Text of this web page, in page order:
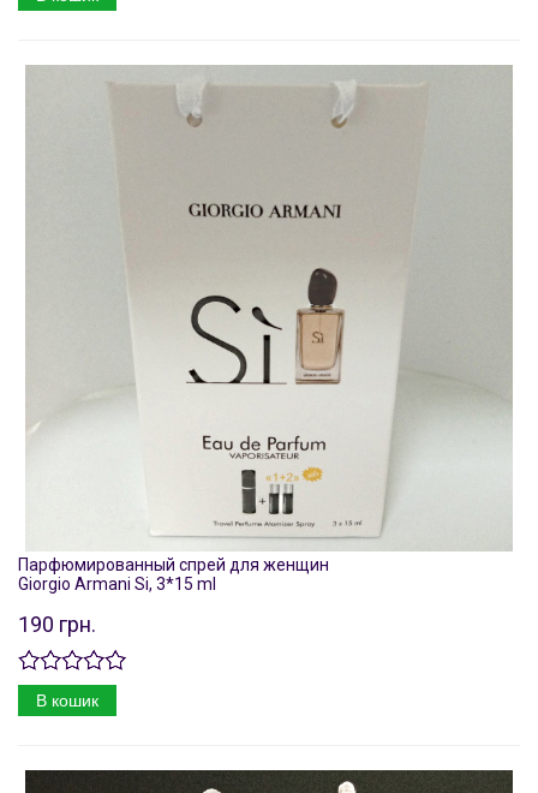
Парфюмированный спрей для женщин
Giorgio Armani Si, 3*15 ml
190 грн.
В кошик